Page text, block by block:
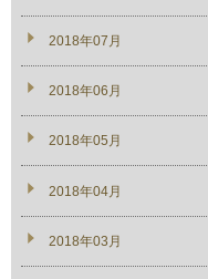
2018年07月
2018年06月
2018年05月
2018年04月
2018年03月